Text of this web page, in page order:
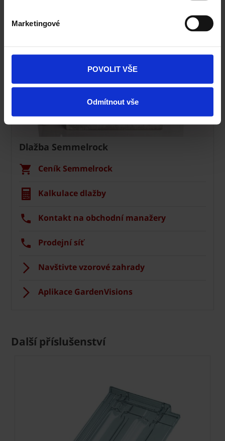
Marketingové
POVOLIT VŠE
Odmítnout vše
Dlažba Semmelrock
Ceník Semmelrock
Kalkulace dlažby
Kontakt na obchodní manažery
Prodejní síť
Navštivte vzorové zahrady
Aplikace GardenVisions
Další příslušenství